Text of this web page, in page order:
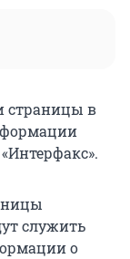
страницы в
служить
о